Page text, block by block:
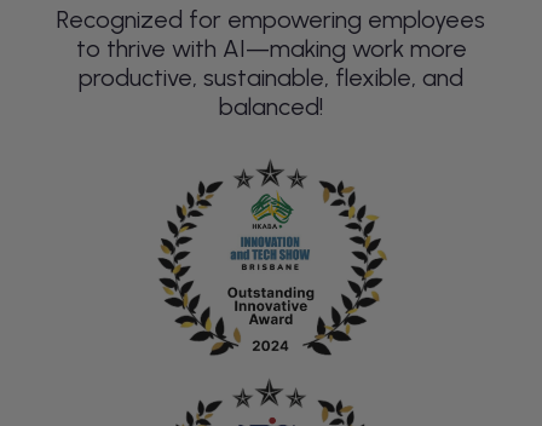
Recognized for empowering employees
to thrive with AI—making work more
productive, sustainable, flexible, and
balanced!